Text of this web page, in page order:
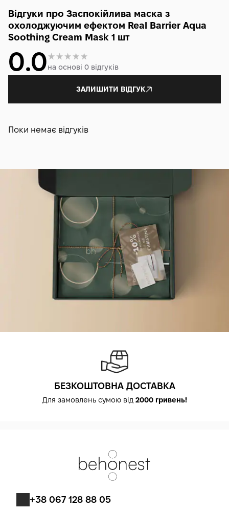
Відгуки про Заспокійлива маска з
охолоджуючим ефектом Real Barrier Aqua
Soothing Cream Mask 1 шт
0.0на основі 0 відгуків
ЗАЛИШИТИ ВІДГУК
Поки немає відгуків
БЕЗКОШТОВНА ДОСТАВКА
Для замовлень сумою від 2000 гривень!
+38 067 128 88 05